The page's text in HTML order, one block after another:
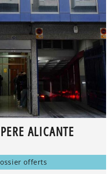
ALICANTE
offerts